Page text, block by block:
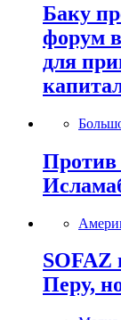
Баку
форум
для
Против
SOFAZ
Перу,